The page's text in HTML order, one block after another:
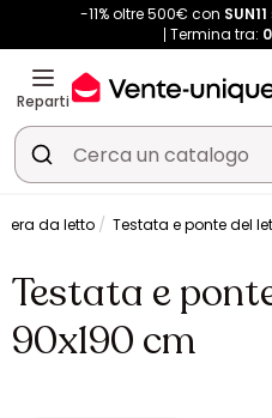
-11% oltre 500€ con SUN11
Termina tra:
Reparti
da letto Testata e ponte del
Testata e
90x190 cm